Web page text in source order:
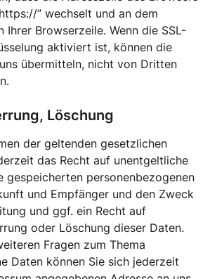
” wechselt und an dem
Ihrer Browserzeile. Wenn die SSL-
aktiviert ist, können die
übermitteln, nicht von Dritten
Löschung
der geltenden gesetzlichen
das Recht auf unentgeltliche
gespeicherten personenbezogenen
und Empfänger und den Zweck
und ggf. ein Recht auf
oder Löschung dieser Daten.
Fragen zum Thema
Daten können Sie sich jederzeit